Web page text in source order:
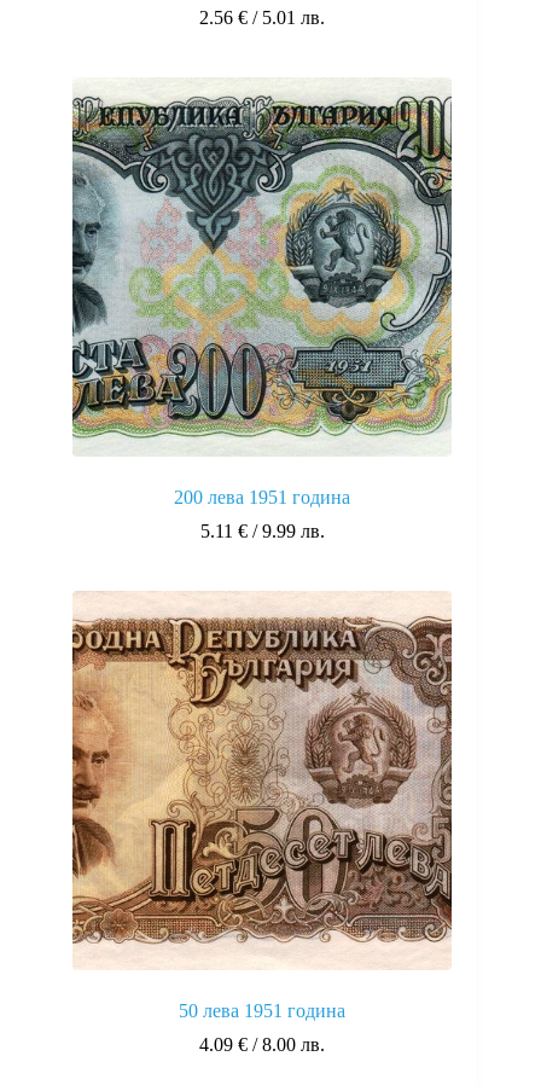
2.56€ / 5.01 лв.
200 лева 1951 година
5.11 €/ 9.99 лв.
50 лева 1951 година
4.09€ / 8.00 лв.